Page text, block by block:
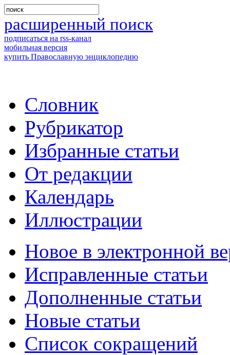
расширенный поиск
подписаться на rss-канал
мобильная версия
купить Православную энциклопедию
Словник
Рубрикатор
Избранные статьи
От редакции
Календарь
Иллюстрации
Новое в электронной
Исправленные статьи
Дополненные статьи
Новые статьи
Список сокращений